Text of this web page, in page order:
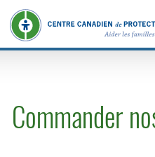
Commander